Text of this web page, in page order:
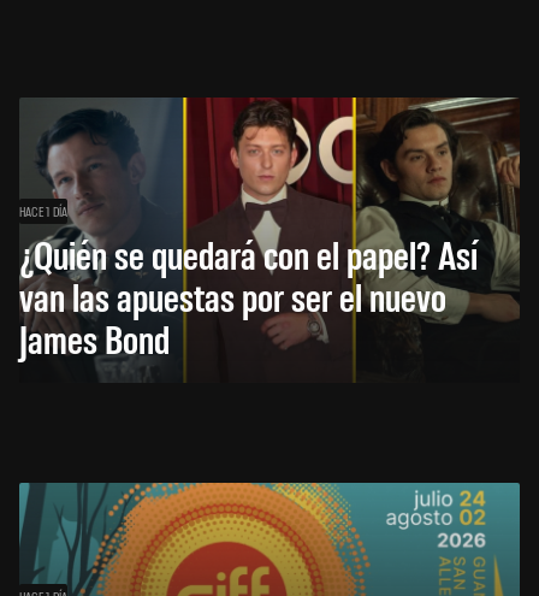
HACE 1 DÍA
¿Quién se quedará con el papel? Así
van las apuestas por ser el nuevo
James Bond